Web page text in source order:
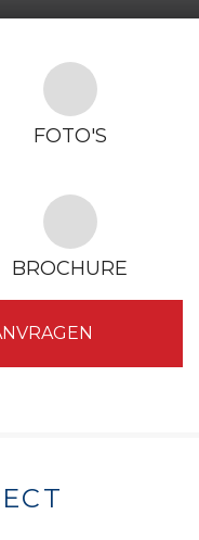
FOTO'S
BROCHURE